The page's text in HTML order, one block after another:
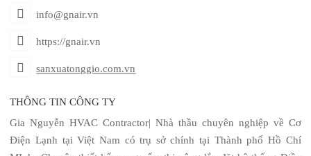
info@gnair.vn
https://gnair.vn
sanxuatonggio.com.vn
THÔNG TIN CÔNG TY
Gia Nguyễn HVAC Contractor| Nhà thầu chuyên nghiệp về Cơ
Điện Lạnh tại Việt Nam có trụ sở chính tại Thành phố Hồ Chí